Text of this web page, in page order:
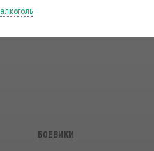
алкоголь
БОЕВИКИ